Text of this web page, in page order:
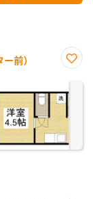
前）
に入
り登
録